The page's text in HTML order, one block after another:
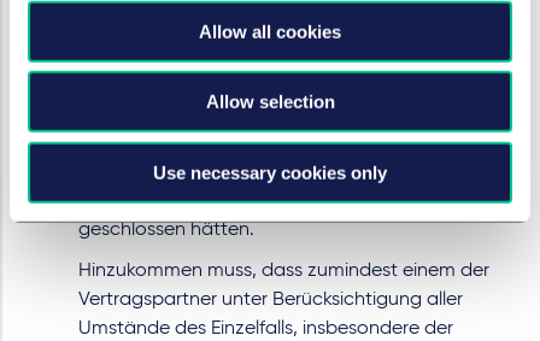
Allow all cookies
Allow selection
Use necessary cookies only
wenn sich bestimmte Umstände, die zur
Vertragsschluss durch unvorhersehbare Ereignisse
so schwerwiegend verändert haben, dass die
Parteien unter diesen Voraussetzungen den
Vertrag nicht oder nur in veränderter Form
geschlossen hätten.
Hinzukommen muss, dass zumindest einem der
Vertragspartner unter Berücksichtigung aller
Umstände des Einzelfalls, insbesondere der